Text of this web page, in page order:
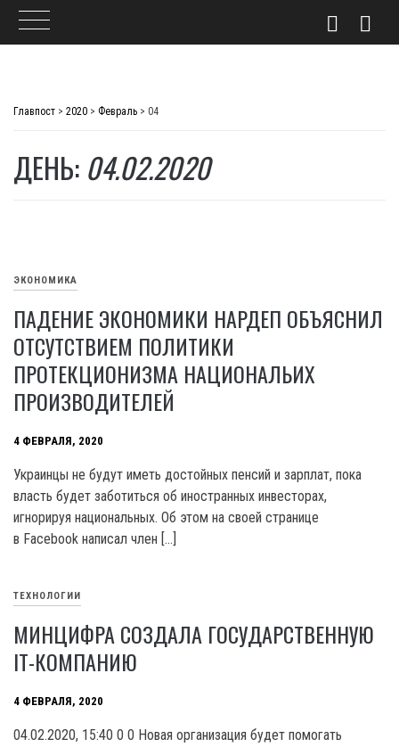
Главпост > 2020 > Февраль > 04
ДЕНЬ: 04.02.2020
ЭКОНОМИКА
ПАДЕНИЕ ЭКОНОМИКИ НАРДЕП ОБЪЯСНИЛ
ОТСУТСТВИЕМ ПОЛИТИКИ
ПРОТЕКЦИОНИЗМА НАЦИОНАЛЬИХ
ПРОИЗВОДИТЕЛЕЙ
4 ФЕВРАЛЯ, 2020
Украинцы не будут иметь достойных пенсий и зарплат, пока
власть будет заботиться об иностранных инвесторах,
игнорируя национальных. Об этом на своей странице
в Facebook написал член […]
ТЕХНОЛОГИИ
МИНЦИФРА СОЗДАЛА ГОСУДАРСТВЕННУЮ
IT-КОМПАНИЮ
4 ФЕВРАЛЯ, 2020
04.02.2020, 15:40 0 0 Новая организация будет помогать